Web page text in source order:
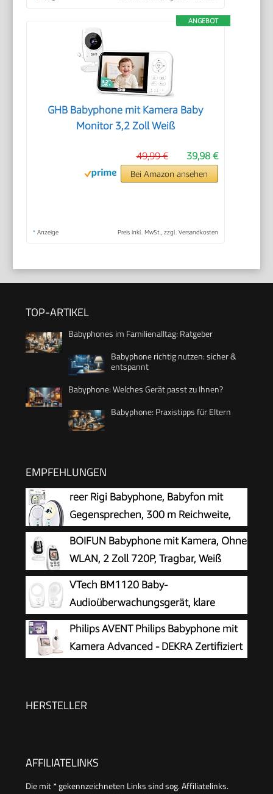
ANGEBOT
GHB Babyphone mit Kamera Baby
Monitor 3,2 Zoll Weiß
39,98 €
49,99 €
Bei Amazon ansehen
* Anzeige Preis inkl. MwSt., zzgl. Versandkosten
TOP-ARTIKEL
Babyphones im Familienalltag: Ratgeber
Babyphone richtig nutzen: sicher &
entspannt
Babyphone: Welches Gerät passt zu Ihnen?
Babyphone: Praxistipps für Eltern
EMPFEHLUNGEN
reer Rigi Babyphone, Babyfon mit
Gegensprechen, 300 m Reichweite,
Weiß
BOIFUN Babyphone mit Kamera, Ohne
WLAN, 2 Zoll 720P, Tragbar, Weiß
VTech BM1120 Baby-
Audioüberwachungsgerät, klare
Tonübertragung und Sicherheit, Lange
Reichweite, 5-stufige LED-Lautstärkeanzeige,
Gürtelclip, wiederaufladbare Batterien
Philips AVENT Philips Babyphone mit
Kamera Advanced - DEKRA Zertifiziert
SCD881/26)
HERSTELLER
AFFILIATELINKS
Die mit * gekennzeichneten Links sind sog. Affiliatelinks.